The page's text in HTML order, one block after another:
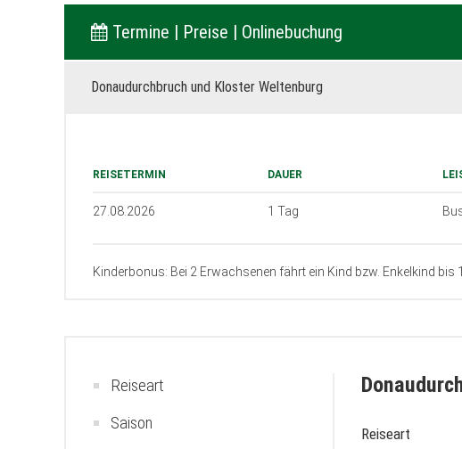
Termine | Preise | Onlinebuchung
Donaudurchbruch und Kloster Weltenburg
REISETERMIN DAUER
27.08.2026 1 Tag
Kinderbonus: Bei 2 Erwachsenen fährt ein Kind bzw. Enkelkind
Reiseart
Saison
Reiseart